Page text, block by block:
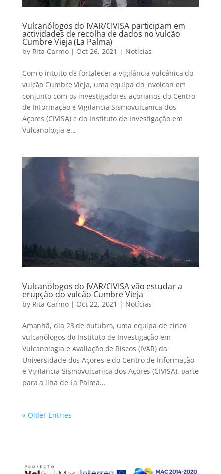
Vulcanólogos do IVAR/CIVISA participam em
actividades de recolha de dados no vulcão
Cumbre Vieja (La Palma)
by Rita Carmo| Oct 26, 2021 | Notícias
Com o intuito de fortalecer a vigilância vulcânica do
vulcão Cumbre Vieja, uma equipa do Involcan em
conjunto com os investigadores açorianos do Centro
de Informação e Vigilância Sismovulcânica dos
Açores (CIVISA) e do Instituto de Investigação em
Vulcanologia e...
Vulcanólogos do IVAR/CIVISA vão estudar a
erupção do vulcão Cumbre Vieja
by Rita Carmo| Oct 22, 2021 | Notícias
Amanhã, dia 23 de outubro, uma equipa de cinco
vulcanólogos do Instituto de Investigação em
Vulcanologia e Avaliação de Riscos (IVAR) da
Universidade dos Açores e do Centro de Informação
e Vigilância Sismovulcânica dos Açores (CIVISA), parte
para a ilha de La Palma...
« Older Entries